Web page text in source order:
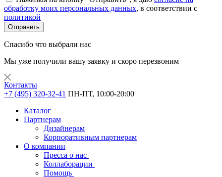
обработку моих персональных данных, в соответствии с
политикой
Отправить
Спасибо что выбрали нас
Мы уже получили вашу заявку и скоро перезвоним
Контакты
+7 (495) 320-32-41 ПН-ПТ, 10:00-20:00
Каталог
Партнерам
Дизайнерам
Корпоративным партнерам
О компании
Пресса о нас
Коллаборации
Помощь